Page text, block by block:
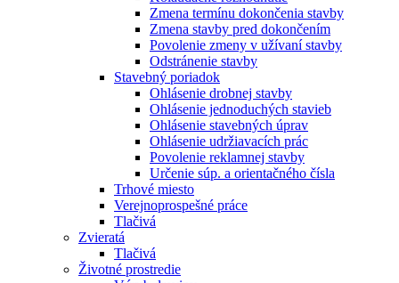
Zmena termínu dokončenia stavby
Zmena stavby pred dokončením
Povolenie zmeny v užívaní stavby
Odstránenie stavby
Stavebný poriadok
Ohlásenie drobnej stavby
Ohlásenie jednoduchých stavieb
Ohlásenie stavebných úprav
Ohlásenie udržiavacích prác
Povolenie reklamnej stavby
Určenie súp. a orientačného čísla
Trhové miesto
Verejnoprospešné práce
Tlačivá
Zvieratá
Tlačivá
Životné prostredie